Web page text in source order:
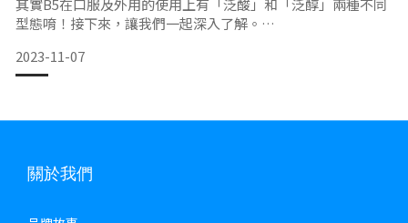
其實B5在口服及外用的使用上有「泛酸」和「泛醇」兩種不同
型態唷！接下來，讓我們一起深入了解。
A（Coenzyme A）合成，使生理機能正常運作，是體內不可或
2023-11-07
關於我們